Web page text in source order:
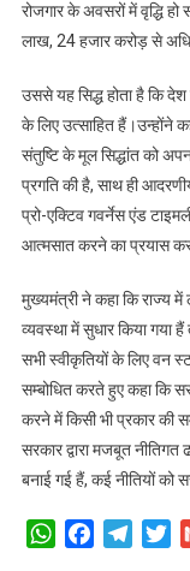
रोजगार के अवसरों में वृद्धि
लाख, 24 हजार करोड़ से
उससे यह सिद्ध होता है कि देश
के लिए उत्साहित हैं।उन्होंने
संतुष्टि के मूल सिद्धांत को
प्रगति की है, साथ ही
प्रो-एक्टिव गवर्नेस एंड
आत्मसात करने का प्रयास
मुख्यमंत्री ने कहा कि राज्य
व्यवस्था में सुधार किया
सभी स्वीकृतियों के लिए वन
सम्बोधित करते हुए कहा कि
करने में किसी भी प्रकार की
सरकार द्वारा मजबूत
बनाई गई हैं, कई नीतियों को
WhatsAppFacebook